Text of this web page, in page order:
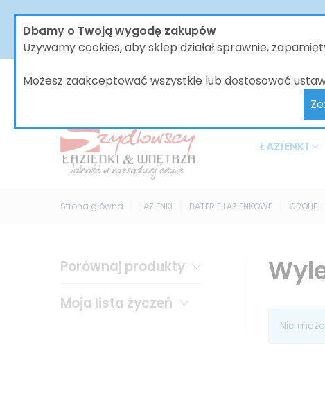
Dbamy o Twoją wygodę zakupów
Używamy cookies, aby sklep działał sprawnie,
Możesz zaakceptować wszystkie lub dostosować
W dniach od 30.07 do dnia 08.08.2026 nasze biuro
bez zmian, jednak wszystkie wysyłki będą
ŁAZIENKI
Strona główna ŁAZIENKI BATERIE ŁAZIENKOWE GROHE
Nie
Porównaj produkty
Moja lista życzeń